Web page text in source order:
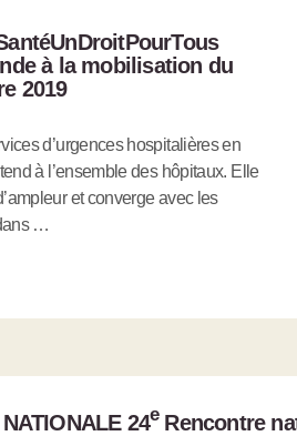
à la mobilisation du
2019
d’urgences hospitalières en
à l’ensemble des hôpitaux. Elle
et converge avec les
…
24eRencontre